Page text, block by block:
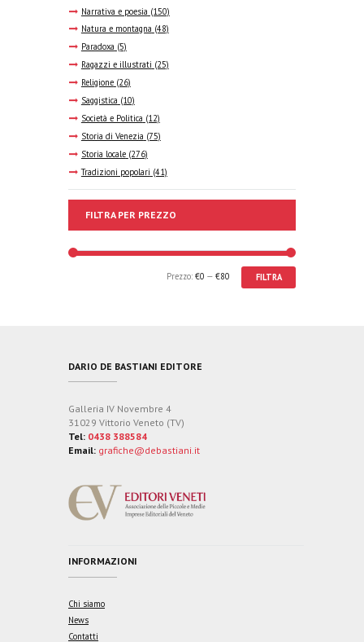
Narrativa e poesia (150)
Natura e montagna (48)
Paradoxa (5)
Ragazzi e illustrati (25)
Religione (26)
Saggistica (10)
Società e Politica (12)
Storia di Venezia (75)
Storia locale (276)
Tradizioni popolari (41)
FILTRA PER PREZZO
FILTRA
Prezzo: €0 — €80
DARIO DE BASTIANI EDITORE
Galleria IV Novembre 4
31029 Vittorio Veneto (TV)
Tel: 0438 388584
Email: grafiche@debastiani.it
INFORMAZIONI
Chi siamo
News
Contatti